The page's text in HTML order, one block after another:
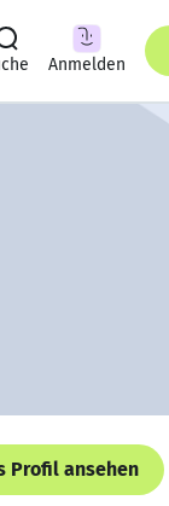
Anmelden
Profil ansehen